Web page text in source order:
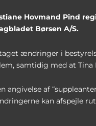
Hovmand Pind
Børsen A/S.
ændringer i
samtidig med at Tina
af
kan afspejle